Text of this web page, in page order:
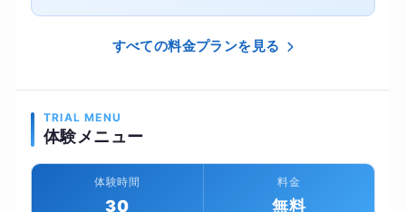
すべての料金プランを見る
TRIAL MENU
体験メニュー
体験時間
30
料金
無料